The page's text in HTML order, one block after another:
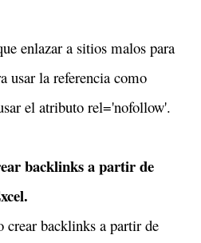
enlazar a sitios malos para
usar la referencia como
el atributo rel='nofollow'.
backlinks a partir de
crear backlinks a partir de